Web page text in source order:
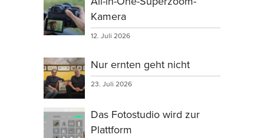
Kamera
12. Juli 2026
Nur ernten geht nicht
23. Juli 2026
Das Fotostudio wird zur
Plattform